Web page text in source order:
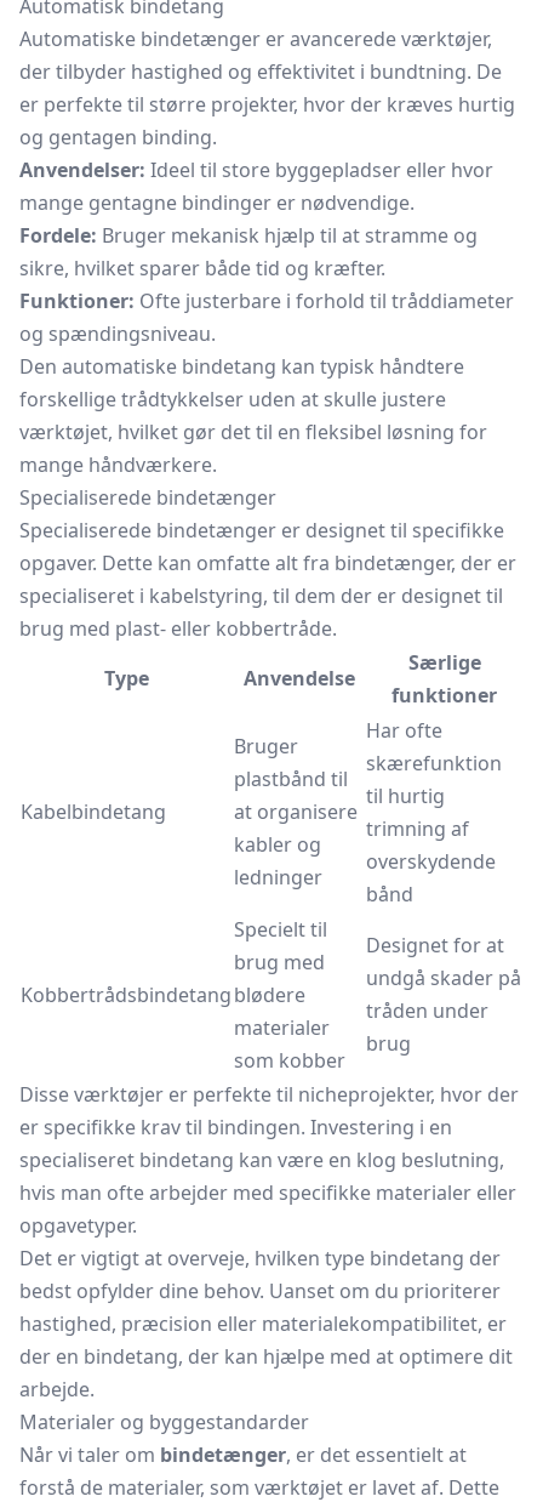
Automatisk bindetang
Automatiske bindetænger er avancerede værktøjer,
der tilbyder hastighed og effektivitet i bundtning. De
er perfekte til større projekter, hvor der kræves hurtig
og gentagen binding.
Anvendelser: Ideel til store byggepladser eller hvor
mange gentagne bindinger er nødvendige.
Fordele: Bruger mekanisk hjælp til at stramme og
sikre, hvilket sparer både tid og kræfter.
Funktioner: Ofte justerbare i forhold til tråddiameter
og spændingsniveau.
Den automatiske bindetang kan typisk håndtere
forskellige trådtykkelser uden at skulle justere
værktøjet, hvilket gør det til en fleksibel løsning for
mange håndværkere.
Specialiserede bindetænger
Specialiserede bindetænger er designet til specifikke
opgaver. Dette kan omfatte alt fra bindetænger, der er
specialiseret i kabelstyring, til dem der er designet til
brug med plast- eller kobbertråde.
Type
Anvendelse
Særlige
funktioner
Kabelbindetang
Bruger
plastbånd til
at organisere
kabler og
ledninger
Har ofte
skærefunktion
til hurtig
trimning af
overskydende
bånd
Kobbertrådsbindetang
Specielt til
brug med
blødere
materialer
som kobber
Designet for at
undgå skader på
tråden under
brug
Disse værktøjer er perfekte til nicheprojekter, hvor der
er specifikke krav til bindingen. Investering i en
specialiseret bindetang kan være en klog beslutning,
hvis man ofte arbejder med specifikke materialer eller
opgavetyper.
Det er vigtigt at overveje, hvilken type bindetang der
bedst opfylder dine behov. Uanset om du prioriterer
hastighed, præcision eller materialekompatibilitet, er
der en bindetang, der kan hjælpe med at optimere dit
arbejde.
Materialer og byggestandarder
Når vi taler om bindetænger, er det essentielt at
forstå de materialer, som værktøjet er lavet af. Dette